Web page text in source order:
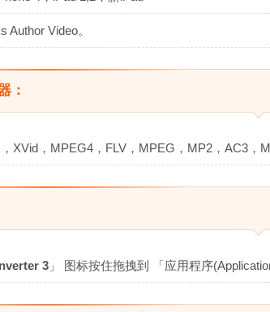
Author Video。
：
XVid，MPEG4，FLV，MPEG，MP2，AC3
3 」 图标按住拖拽到 「应用程序